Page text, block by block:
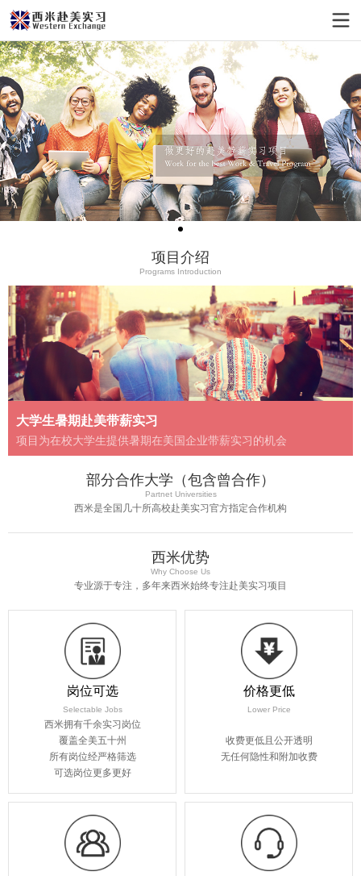
项目介绍
Programs Introduction
大学生暑期赴美带薪实习
项目为在校大学生提供暑期在美国企业带薪实习的机会
部分合作大学（包含曾合作）
Partnet Universities
西米是全国几十所高校赴美实习官方指定合作机构
西米优势
Why Choose Us
专业源于专注，多年来西米始终专注赴美实习项目
岗位可选
Selectable Jobs
西米拥有千余实习岗位
覆盖全美五十州
所有岗位经严格筛选
可选岗位更多更好
价格更低
Lower Price
收费更低且公开透明
无任何隐性和附加收费